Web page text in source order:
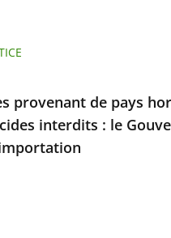
provenant de pays
interdits : le